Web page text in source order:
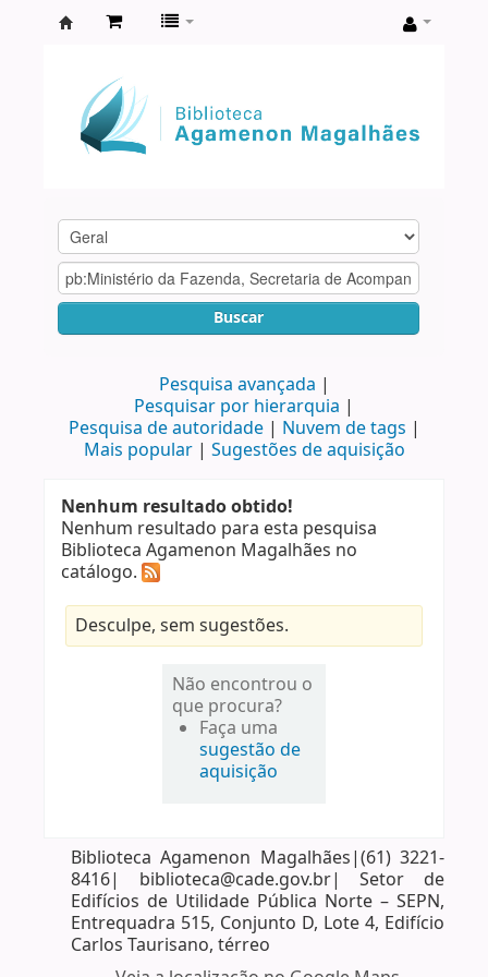
Agamenon
Magalhães
Buscar
Pesquisa avançada
Pesquisar por hierarquia
Pesquisa de autoridade
Nuvem de tags
Mais popular
Sugestões de aquisição
Nenhum resultado obtido!
Nenhum resultado para esta pesquisa
Biblioteca Agamenon Magalhães no
catálogo.
Desculpe, sem sugestões.
Não encontrou o
que procura?
Faça uma
sugestão de
aquisição
Biblioteca Agamenon Magalhães|(61) 3221-
8416| biblioteca@cade.gov.br| Setor de
Edifícios de Utilidade Pública Norte – SEPN,
Entrequadra 515, Conjunto D, Lote 4, Edifício
Carlos Taurisano, térreo